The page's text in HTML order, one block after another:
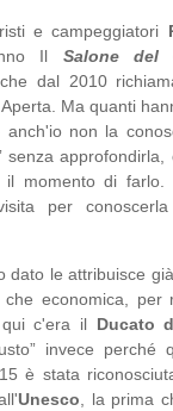
e campeggiatori
Il Salone del
dal 2010
Ma quanti
anch'io non la
senza
momento di farlo.
per
dato le attribuisce
che economica, per
c'era il Ducato
invece perché
è stata
Unesco, la prima